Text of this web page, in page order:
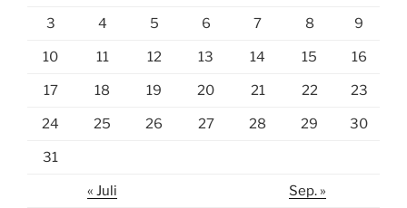
3 4 5 6 7 8 9
10 11 12 13 14 15 16
17 18 19 20 21 22 23
24 25 26 27 28 29 30
31
« Juli Sep. »